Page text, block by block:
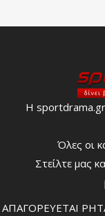
Η sportdrama.gr
Όλες οι
Στείλτε μας
ΑΠΑΓΟΡΕΥΕΤΑΙ ΡΗΤΑ